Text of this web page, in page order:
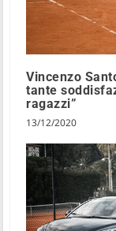
Vincenzo
tante
ragazzi”
13/12/2020